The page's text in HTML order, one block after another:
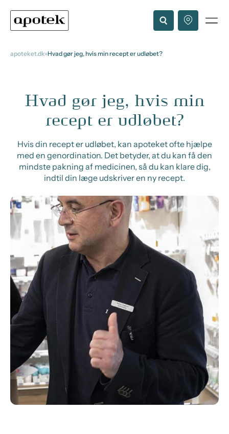
apoteket.dk Hvad gør jeg, hvis min recept er udløbet?
Hvad gør jeg, hvis min
recept er udløbet?
Hvis din recept er udløbet, kan apoteket ofte hjælpe
med en genordination. Det betyder, at du kan få den
mindste pakning af medicinen, så du kan klare dig,
indtil din læge udskriver en ny recept.